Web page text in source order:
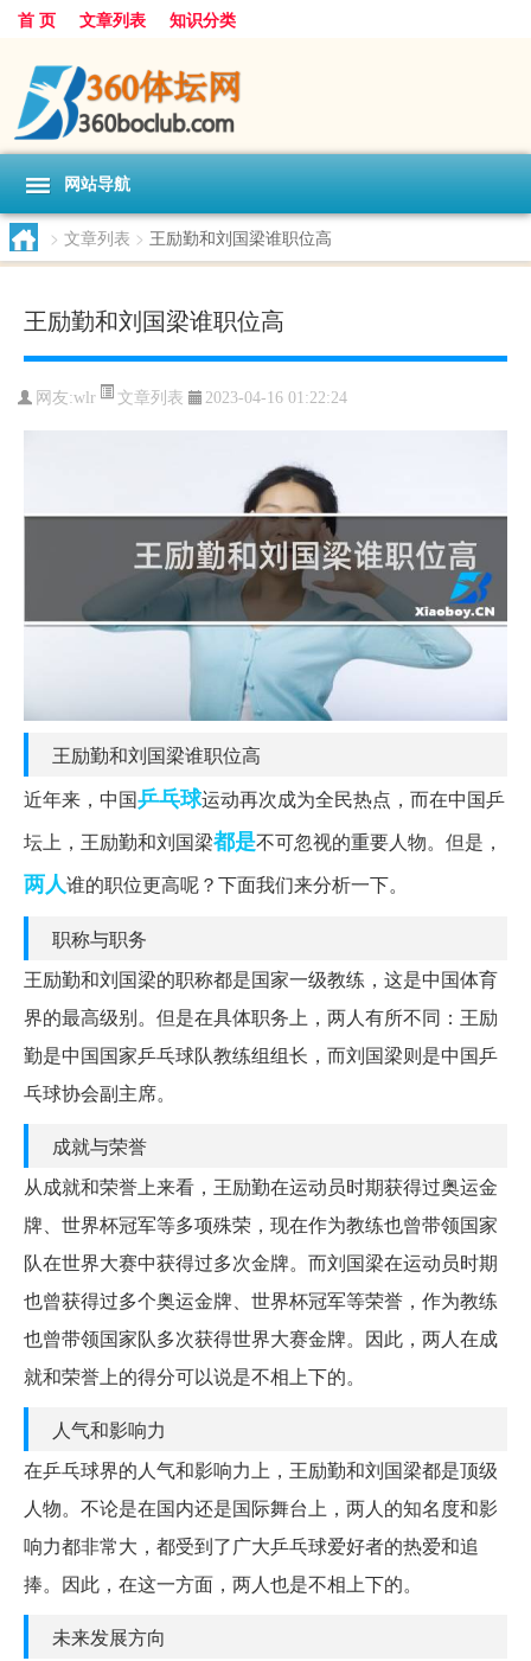
首 页 文章列表 知识分类
网站导航
> 文章列表 > 王励勤和刘国梁谁职位高
王励勤和刘国梁谁职位高
网友:wlr 文章列表 2023-04-16 01:22:24
王励勤和刘国梁谁职位高
近年来，中国乒乓球运动再次成为全民热点，而在中国乒
坛上，王励勤和刘国梁都是不可忽视的重要人物。但是，
两人谁的职位更高呢？下面我们来分析一下。
职称与职务
王励勤和刘国梁的职称都是国家一级教练，这是中国体育
界的最高级别。但是在具体职务上，两人有所不同：王励
勤是中国国家乒乓球队教练组组长，而刘国梁则是中国乒
乓球协会副主席。
成就与荣誉
从成就和荣誉上来看，王励勤在运动员时期获得过奥运金
牌、世界杯冠军等多项殊荣，现在作为教练也曾带领国家
队在世界大赛中获得过多次金牌。而刘国梁在运动员时期
也曾获得过多个奥运金牌、世界杯冠军等荣誉，作为教练
也曾带领国家队多次获得世界大赛金牌。因此，两人在成
就和荣誉上的得分可以说是不相上下的。
人气和影响力
在乒乓球界的人气和影响力上，王励勤和刘国梁都是顶级
人物。不论是在国内还是国际舞台上，两人的知名度和影
响力都非常大，都受到了广大乒乓球爱好者的热爱和追
捧。因此，在这一方面，两人也是不相上下的。
未来发展方向